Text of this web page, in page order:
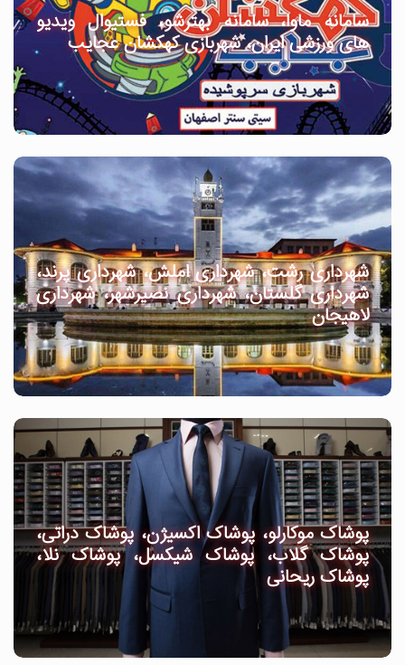
سامانه ماوا، سامانه بهترشو، فستیوال ویدیو
های ورزشی ایران، شهربازی کهکشان عجایب
شهرداری رشت، شهرداری املش، شهرداری پرند،
شهرداری گلستان، شهرداری نصیرشهر، شهرداری
لاهیجان
پوشاک موکارلو، پوشاک اکسیژن، پوشاک دراتی،
پوشاک گلاب، پوشاک شیکسل، پوشاک نلا،
پوشاک ریحانی